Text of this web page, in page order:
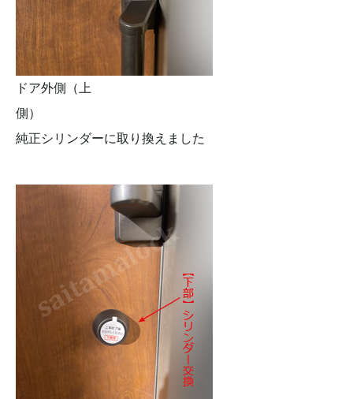
ドア外側（上
側）
純正シリンダーに取り換えました